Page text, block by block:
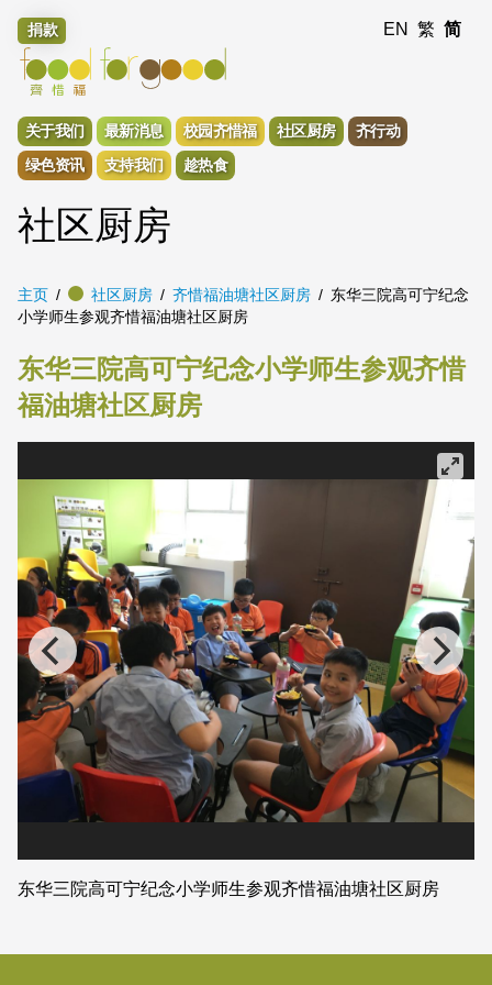
捐款 EN 繁 简
关于我们 最新消息 校园齐惜福 社区厨房
齐行动
绿色资讯
支持我们 趁热食
社区厨房
主页 社区厨房 齐惜福油塘社区厨房
东华三院高可宁纪念
小学师生参观齐惜福油塘社区厨房
东华三院高可宁纪念小学师生参观齐惜
福油塘社区厨房
东华三院高可宁纪念小学师生参观齐惜福油塘社区厨房